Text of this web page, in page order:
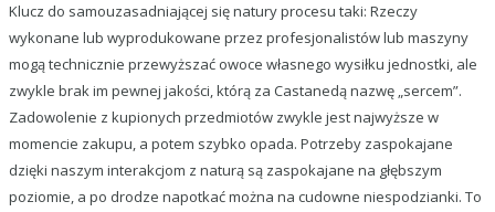
Klucz do samouzasadniającej się natury procesu taki: Rzeczy
wykonane lub wyprodukowane przez profesjonalistów lub maszyny
mogą technicznie przewyższać owoce własnego wysiłku jednostki, ale
zwykle brak im pewnej jakości, którą za Castanedą nazwę „sercem”.
Zadowolenie z kupionych przedmiotów zwykle jest najwyższe w
momencie zakupu, a potem szybko opada. Potrzeby zaspokajane
dzięki naszym interakcjom z naturą są zaspokajane na głębszym
poziomie, a po drodze napotkać można na cudowne niespodzianki. To